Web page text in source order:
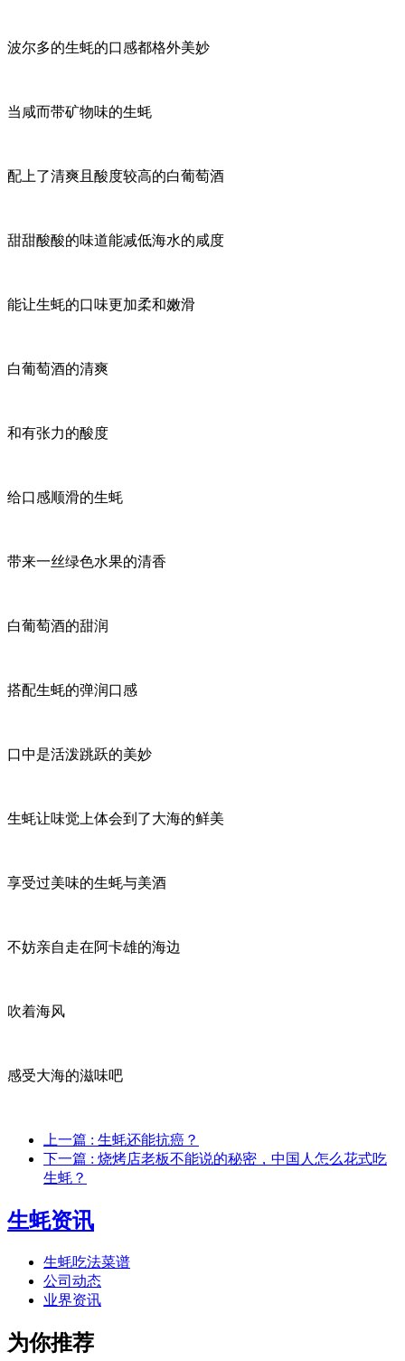
波尔多的生蚝的口感都格外美妙
当咸而带矿物味的生蚝
配上了清爽且酸度较高的白葡萄酒
甜甜酸酸的味道能减低海水的咸度
能让生蚝的口味更加柔和嫩滑
白葡萄酒的清爽
和有张力的酸度
给口感顺滑的生蚝
带来一丝绿色水果的清香
白葡萄酒的甜润
搭配生蚝的弹润口感
口中是活泼跳跃的美妙
生蚝让味觉上体会到了大海的鲜美
享受过美味的生蚝与美酒
不妨亲自走在阿卡雄的海边
吹着海风
感受大海的滋味吧
上一篇 : 生蚝还能抗癌？
下一篇 : 烧烤店老板不能说的秘密，中国人怎么花式吃
生蚝？
生蚝资讯
生蚝吃法菜谱
公司动态
业界资讯
为你推荐